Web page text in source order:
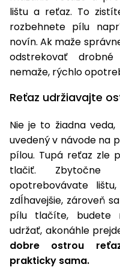
Rozmetadlá
a posypové
vozíky
Čerpadlá
a
vodárne
umývačky
Zametacie
stroje
Snežné
frézy
Odhŕňače
a lopaty
na sneh
Vykurovanie
Navijaky
Príslušenstvo
Bagre
lištu a reťaz. To
rozbehnete pílu
novín. Ak maže
odstrekovať
nemaže, rýchlo
Reťaz udržiavajte
Nie je to žiadna
uvedený v návode na
pílou. Tupá reťaz zle
tlačiť. Zbytočne
opotrebovávate
zdĺhavejšie, zároveň
pílu tlačíte, budete
udržať, akonáhle
dobre ostrou
prakticky sama.